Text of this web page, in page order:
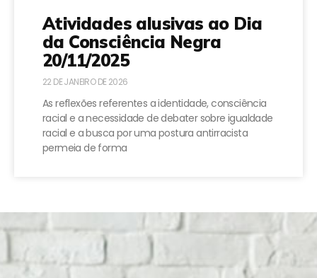
Atividades alusivas ao Dia
da Consciência Negra
20/11/2025
22 DE JANEIRO DE 2026
As reflexões referentes a identidade, consciência
racial e a necessidade de debater sobre igualdade
racial e a busca por uma postura antirracista
permeia de forma